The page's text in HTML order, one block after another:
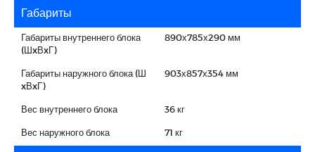
Габариты
Габариты внутреннего блока
(ШxВxГ)
890х785х290 мм
Габариты наружного блока (Ш
xВxГ)
903х857х354 мм
Вес внутреннего блока 36 кг
Вес наружного блока 71 кг